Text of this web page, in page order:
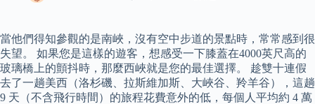
當他們得知參觀的是南峽，沒有空中步道的景點時，常常感到很
失望。 如果您是這樣的遊客，想感受一下膝蓋在4000英尺高的
玻璃橋上的顫抖時，那麼西峽就是您的最佳選擇。 趁雙十連假
去了一趟美西（洛杉磯、拉斯維加斯、大峽谷、羚羊谷），這趟
9 天（不含飛行時間）的旅程花費意外的低，每個人平均約 4 萬